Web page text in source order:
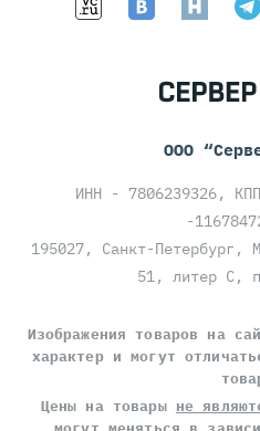
ООО
ИНН - 7806239326,
-
195027, Санкт-Петербург,
51, литер С,
Изображения товаров на
характер и могут
Цены на товары не